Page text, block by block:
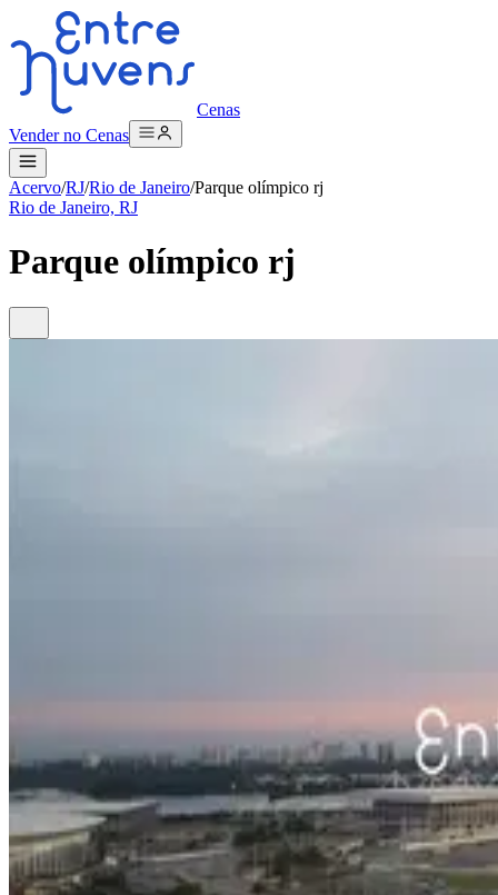
Cenas
Vender no Cenas
Acervo/RJ/Rio de Janeiro/Parque olímpico rj
Rio de Janeiro, RJ
Parque olímpico rj